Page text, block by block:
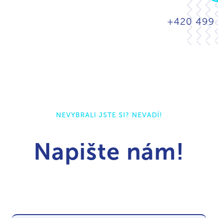
+420 499
NEVYBRALI JSTE SI? NEVADÍ!
Napište nám!